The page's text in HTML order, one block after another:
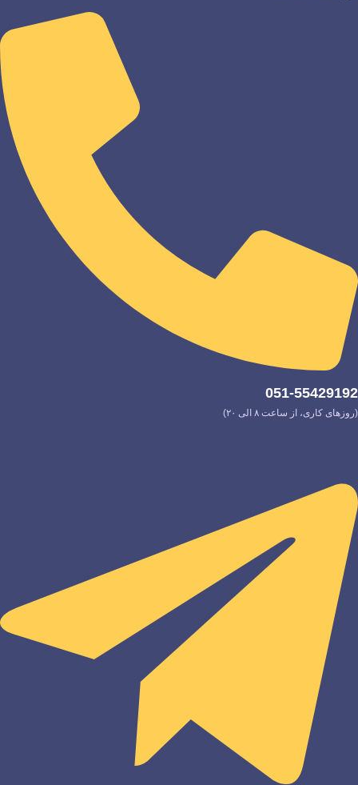
051-55429192
(روزهای کاری، از ساعت ۸ الی ۲۰)